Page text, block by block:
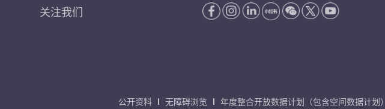
关注我们
公开资料 无障碍浏览 年度整合开放数据计划（包含空间数据计划）